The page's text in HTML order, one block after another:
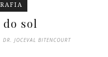
sol
DR. JOCEVAL BITENCOURT